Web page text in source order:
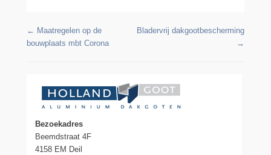
Berichtennavigatie
← Maatregelen op de
bouwplaats mbt Corona
Bladervrij dakgootbescherming
→
Bezoekadres
Beemdstraat 4F
4158 EM Deil